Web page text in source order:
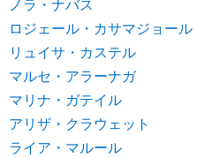
ロジェール・カサマジョール
リュイサ・カステル
マルセ・アラーナガ
マリナ・ガテイル
アリザ・クラウェット
ライア・マルール